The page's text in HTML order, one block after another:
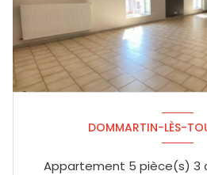
DOMMARTIN-LÈS-